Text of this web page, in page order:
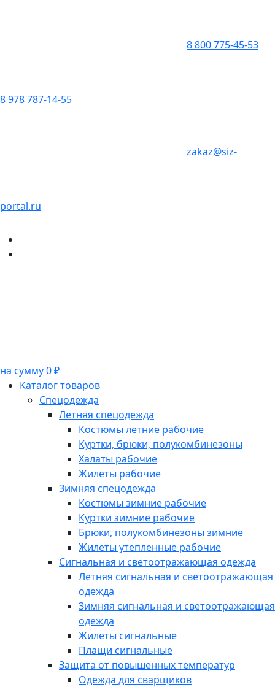
8 800 775-45-53
8 978 787-14-55
zakaz@siz-
portal.ru
на сумму 0 ₽
Каталог товаров
Спецодежда
Летняя спецодежда
Костюмы летние рабочие
Куртки, брюки, полукомбинезоны
Халаты рабочие
Жилеты рабочие
Зимняя спецодежда
Костюмы зимние рабочие
Куртки зимние рабочие
Брюки, полукомбинезоны зимние
Жилеты утепленные рабочие
Сигнальная и светоотражающая одежда
Летняя сигнальная и светоотражающая
одежда
Зимняя сигнальная и светоотражающая
одежда
Жилеты сигнальные
Плащи сигнальные
Защита от повышенных температур
Одежда для сварщиков